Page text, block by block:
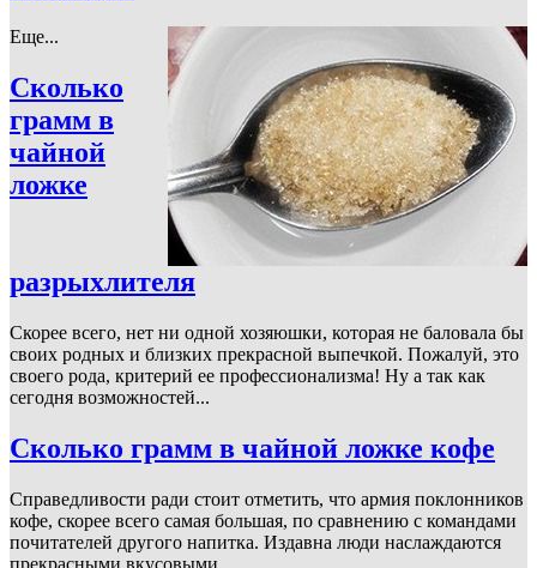
Еще...
Сколько
грамм в
чайной
ложке
разрыхлителя
Скорее всего, нет ни одной хозяюшки, которая не баловала бы
своих родных и близких прекрасной выпечкой. Пожалуй, это
своего рода, критерий ее профессионализма! Ну а так как
сегодня возможностей...
Сколько грамм в чайной ложке кофе
Справедливости ради стоит отметить, что армия поклонников
кофе, скорее всего самая большая, по сравнению с командами
почитателей другого напитка. Издавна люди наслаждаются
прекрасными вкусовыми...